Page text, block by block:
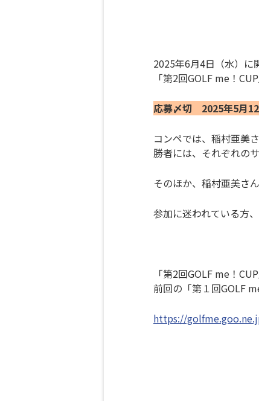
2025年6月4日（水）に
「第2回GOLF me！
応募〆切 2025年5月
コンペでは、稲村亜美
勝者には、それぞれの
そのほか、稲村亜美さ
参加に迷われている方
「第2回GOLF me！
前回の「第１回GOLF
https://